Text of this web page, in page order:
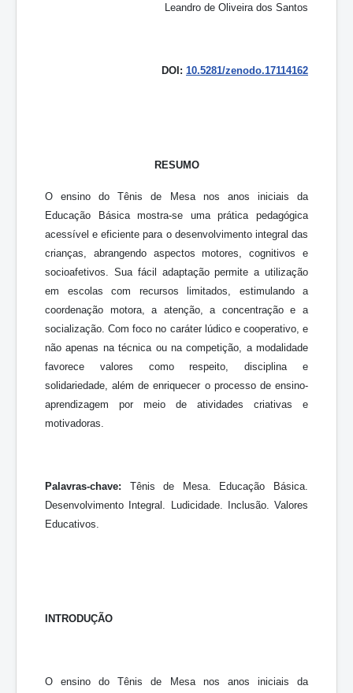
Leandro de Oliveira dos Santos
DOI: 10.5281/zenodo.17114162
RESUMO
O ensino do Tênis de Mesa nos anos iniciais da
Educação Básica mostra-se uma prática pedagógica
acessível e eficiente para o desenvolvimento integral das
crianças, abrangendo aspectos motores, cognitivos e
socioafetivos. Sua fácil adaptação permite a utilização
em escolas com recursos limitados, estimulando a
coordenação motora, a atenção, a concentração e a
socialização. Com foco no caráter lúdico e cooperativo, e
não apenas na técnica ou na competição, a modalidade
favorece valores como respeito, disciplina e
solidariedade, além de enriquecer o processo de ensino-
aprendizagem por meio de atividades criativas e
motivadoras.
Palavras-chave: Tênis de Mesa. Educação Básica.
Desenvolvimento Integral. Ludicidade. Inclusão. Valores
Educativos.
INTRODUÇÃO
O ensino do Tênis de Mesa nos anos iniciais da